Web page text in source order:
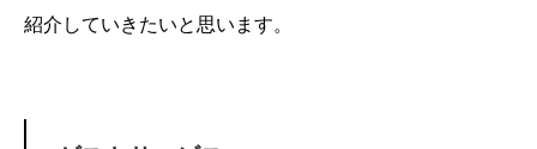
紹介していきたいと思います。